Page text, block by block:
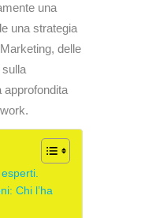
una
una strategia
delle
approfondita
Chi l’ha